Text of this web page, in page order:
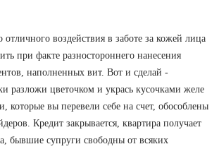
воздействия в заботе за кожей лица
при факте разностороннего нанесения
наполненных вит. Вот и сделай -
разложи цветочком и укрась кусочками желе
которые вы перевели себе на счет, обособлены
Кредит закрывается, квартира получает
бывшие супруги свободны от всяких